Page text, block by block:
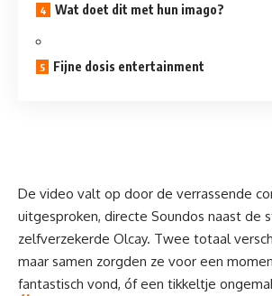
Wat doet dit met hun imago?
Fijne dosis entertainment
De video valt op door de verrassende
uitgesproken, directe Soundos naast de
zelfverzekerde Olcay. Twee totaal
maar samen zorgden ze voor een
fantastisch vond, óf een tikkeltje